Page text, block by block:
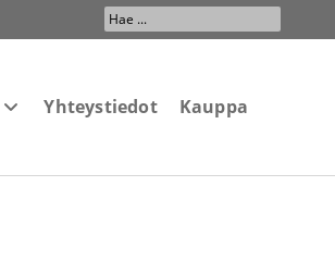
Search
...
Yhteystiedot Kauppa